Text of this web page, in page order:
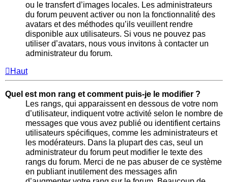
ou le transfert d’images locales. Les administrateurs
du forum peuvent activer ou non la fonctionnalité des
avatars et des méthodes qu’ils veuillent rendre
disponible aux utilisateurs. Si vous ne pouvez pas
utiliser d’avatars, nous vous invitons à contacter un
administrateur du forum.
Haut
Quel est mon rang et comment puis-je le modifier ?
Les rangs, qui apparaissent en dessous de votre nom
d’utilisateur, indiquent votre activité selon le nombre de
messages que vous avez publié ou identifient certains
utilisateurs spécifiques, comme les administrateurs et
les modérateurs. Dans la plupart des cas, seul un
administrateur du forum peut modifier le texte des
rangs du forum. Merci de ne pas abuser de ce système
en publiant inutilement des messages afin